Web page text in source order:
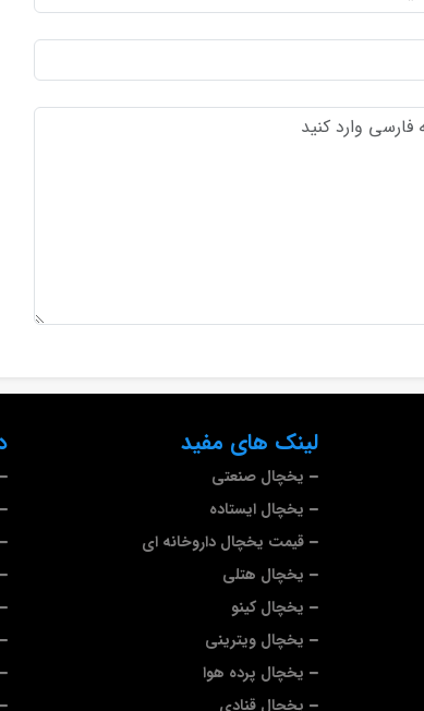
لینک های مفید
یخچال صنعتی
یخچال ایستاده
قیمت یخچال داروخانه ای
یخچال هتلی
یخچال کینو
یخچال ویترینی
یخچال پرده هوا
یخچال قنادی